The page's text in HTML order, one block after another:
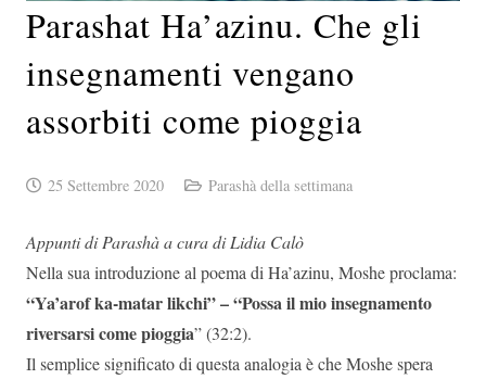
Parashat Ha’azinu. Che gli
insegnamenti vengano
assorbiti come pioggia
25 Settembre 2020 Parashà della settimana
Appunti di Parashà a cura di Lidia Calò
Nella sua introduzione al poema di Ha’azinu, Moshe proclama:
“Ya’arof ka-matar likchi” – “Possa il mio insegnamento
riversarsi come pioggia” (32:2).
Il semplice significato di questa analogia è che Moshe spera